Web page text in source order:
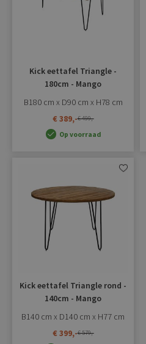
Kick eettafel Triangle -
180cm - Mango
B180 cm x D90 cm x H78 cm
€ 389,-€ 499,-
Op voorraad
Kick eettafel Triangle rond -
140cm - Mango
B140 cm x D140 cm x H77 cm
€ 399,-€ 579,-